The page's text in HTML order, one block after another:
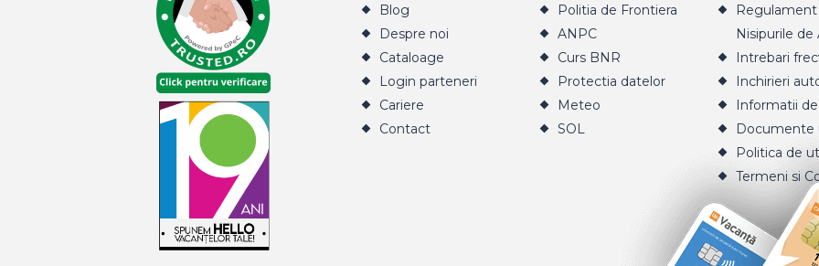
Blog
Despre noi
Cataloage
Login parteneri
Cariere
Contact
Politia de Frontiera
ANPC
Curs BNR
Protectia datelor
Meteo
SOL
Regulament
Nisipurile de
Intrebari
Inchirieri
Informatii
Documente
Politica de
Termeni si